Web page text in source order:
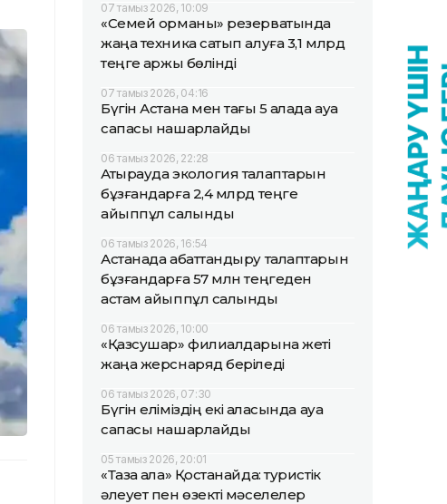
07 тамыз 2026, 10:09
«Семей орманы» резерватында
жаңа техника сатып алуға 3,1 млрд
теңге қаржы бөлінді
07 тамыз 2026, 04:16
Бүгін Астана мен тағы 5 қалада ауа
сапасы нашарлайды
06 тамыз 2026, 22:28
Атырауда экология талаптарын
бұзғандарға 2,4 млрд теңге
айыппұл салынды
06 тамыз 2026, 16:54
Астанада абаттандыру талаптарын
бұзғандарға 57 млн теңгеден
астам айыппұл салынды
06 тамыз 2026, 10:00
«Қазсушар» филиалдарына жеті
жаңа жерснаряд беріледі
06 тамыз 2026, 07:30
Бүгін еліміздің екі қаласында ауа
сапасы нашарлайды
05 тамыз 2026, 20:01
«Таза қала» Қостанайда: туристік
әлеует пен өзекті мәселелер